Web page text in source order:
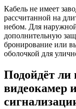
Кабель не имеет
рассчитанной на
небом. Для
дополнительную
бронирование или
оболочкой для
Подойдёт ли
видеокамер